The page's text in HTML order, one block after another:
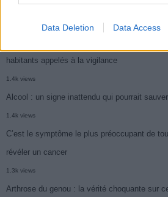
Data Deletion Data Access
Cancer du foie : Symptômes silencieux
habitants appelés à la vigilance
1.4k views
Alcool : un signe inattendu qui pourrait
1.4k views
C’est le symptôme le plus préoccupant de
révéler un cancer
1.3k views
Arthrose du genou : la vérité choquante sur